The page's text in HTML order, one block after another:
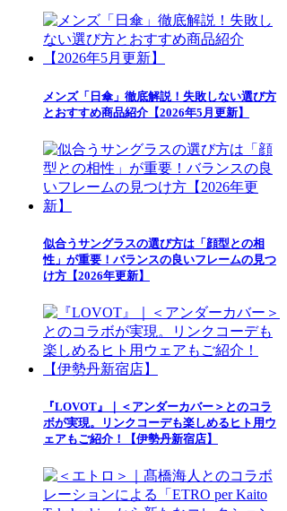
メンズ「日傘」徹底解説！失敗しない選び方
とおすすめ商品紹介【2026年5月更新】
似合うサングラスの選び方は「顔型との相
性」が重要！バランスの良いフレームの見つ
け方【2026年更新】
『LOVOT』｜＜アンダーカバー＞とのコラ
ボが実現。リンクコーデも楽しめるヒト用ウ
ェアもご紹介！【伊勢丹新宿店】